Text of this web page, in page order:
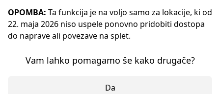
OPOMBA: Ta funkcija je na voljo samo za lokacije, ki od
22. maja 2026 niso uspele ponovno pridobiti dostopa
do naprave ali povezave na splet.
Vam lahko pomagamo še kako drugače?
Da